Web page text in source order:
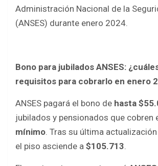
o
o
A
p
Administración Nacional de la
(ANSES) durante enero 2024.
Bono para jubilados ANSES:
requisitos para cobrarlo en enero
ANSES pagará el bono de hasta
jubilados y pensionados que cobren
mínimo. Tras su última
el piso asciende a $105.713.